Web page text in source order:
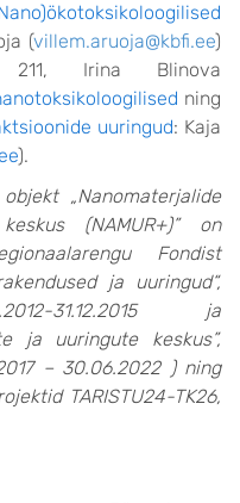
(villem.aruoja@kbfi.ee)
Irina Blinova
ning
uuringud: Kaja
).
„Nanomaterjalide
(NAMUR+)” on
Fondist
ja uuringud“,
31.12.2015 ja
ja uuringute keskus”,
– 30.06.2022 ) ning
TARISTU24-TK26,